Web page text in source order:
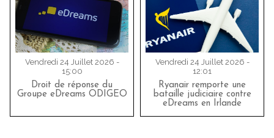
Vendredi 24 Juillet 2026 -
15:00
Droit de réponse du
Groupe eDreams ODIGEO
Vendredi 24 Juillet 2026 -
12:01
Ryanair remporte une
bataille judiciaire contre
eDreams en Irlande